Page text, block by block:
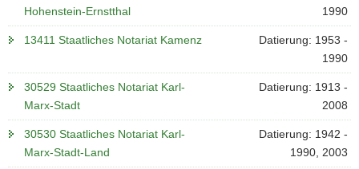
Hohenstein-Ernstthal
1990
13411 Staatliches Notariat Kamenz
Datierung: 1953 -
1990
30529 Staatliches Notariat Karl-
Marx-Stadt
Datierung: 1913 -
2008
30530 Staatliches Notariat Karl-
Marx-Stadt-Land
Datierung: 1942 -
1990, 2003